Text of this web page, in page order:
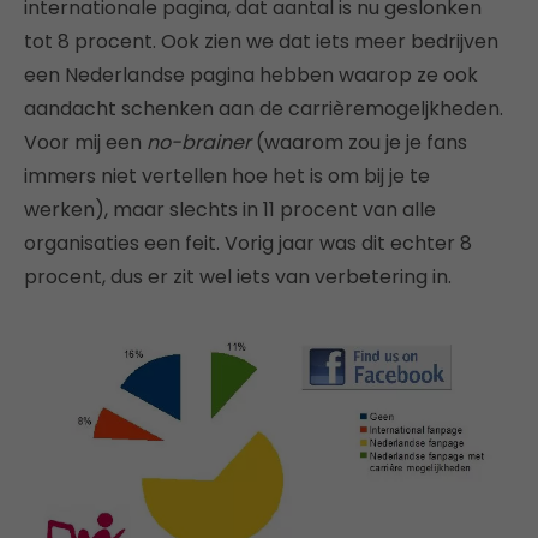
internationale pagina, dat aantal is nu geslonken
tot 8 procent. Ook zien we dat iets meer bedrijven
een Nederlandse pagina hebben waarop ze ook
aandacht schenken aan de carrièremogeljkheden.
Voor mij een no-brainer(waarom zou je je fans
immers niet vertellen hoe het is om bij je te
werken), maar slechts in 11 procent van alle
organisaties een feit. Vorig jaar was dit echter 8
procent, dus er zit wel iets van verbetering in.